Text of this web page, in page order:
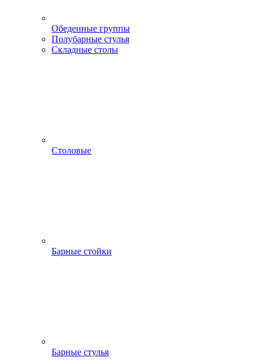
Обеденные группы
Полубарные стулья
Складные столы
Столовые
Барные стойки
Барные стулья